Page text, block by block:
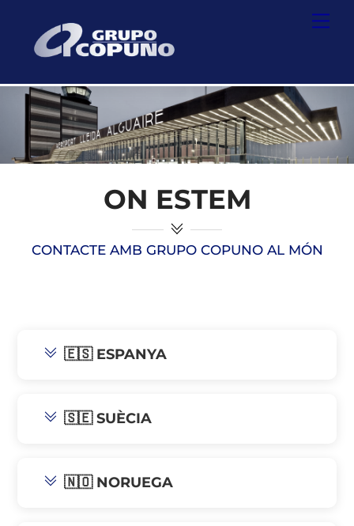
content
ON ESTEM
CONTACTE AMB GRUPO COPUNO AL MÓN
🇪🇸 ESPANYA
🇸🇪 SUÈCIA
🇳🇴 NORUEGA